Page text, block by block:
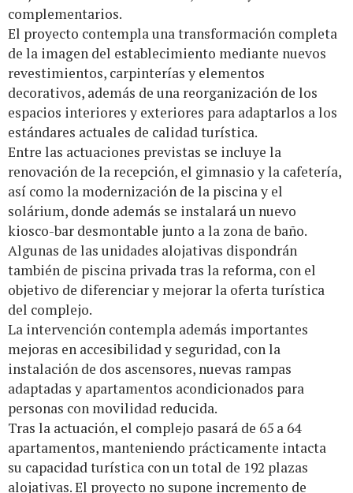
complementarios.
El proyecto contempla una transformación completa
de la imagen del establecimiento mediante nuevos
revestimientos, carpinterías y elementos
decorativos, además de una reorganización de los
espacios interiores y exteriores para adaptarlos a los
estándares actuales de calidad turística.
Entre las actuaciones previstas se incluye la
renovación de la recepción, el gimnasio y la cafetería,
así como la modernización de la piscina y el
solárium, donde además se instalará un nuevo
kiosco-bar desmontable junto a la zona de baño.
Algunas de las unidades alojativas dispondrán
también de piscina privada tras la reforma, con el
objetivo de diferenciar y mejorar la oferta turística
del complejo.
La intervención contempla además importantes
mejoras en accesibilidad y seguridad, con la
instalación de dos ascensores, nuevas rampas
adaptadas y apartamentos acondicionados para
personas con movilidad reducida.
Tras la actuación, el complejo pasará de 65 a 64
apartamentos, manteniendo prácticamente intacta
su capacidad turística con un total de 192 plazas
alojativas. El proyecto no supone incremento de